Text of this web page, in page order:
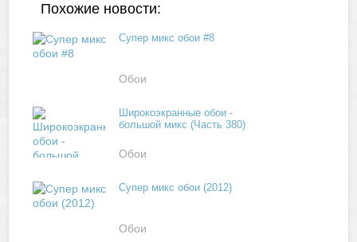
Похожие новости:
Супер микс обои #8
Обои
Широкоэкранные обои -
большой микс (Часть 380)
Обои
Супер микс обои (2012)
Обои